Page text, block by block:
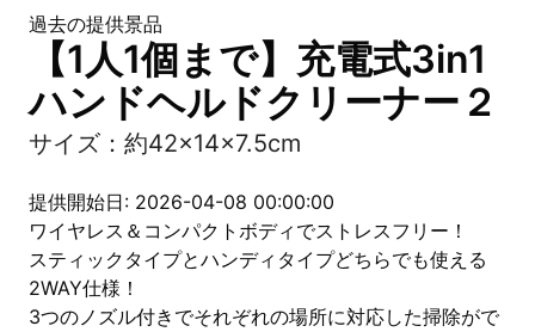
過去の提供景品
【1人1個まで】充電式3in1
ハンドヘルドクリーナー２
サイズ：約42×14×7.5cm
提供開始日: 2026-04-08 00:00:00
ワイヤレス＆コンパクトボディでストレスフリー！
スティックタイプとハンディタイプどちらでも使える
2WAY仕様！
3つのノズル付きでそれぞれの場所に対応した掃除がで